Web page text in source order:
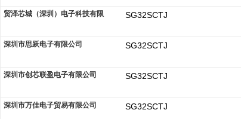
贸泽芯城（深圳）电子科技有限
SG32SCTJ
深圳市思跃电子有限公司
SG32SCTJ
深圳市创芯联盈电子有限公司 SG32SCTJ
深圳市万佳电子贸易有限公司
SG32SCTJ